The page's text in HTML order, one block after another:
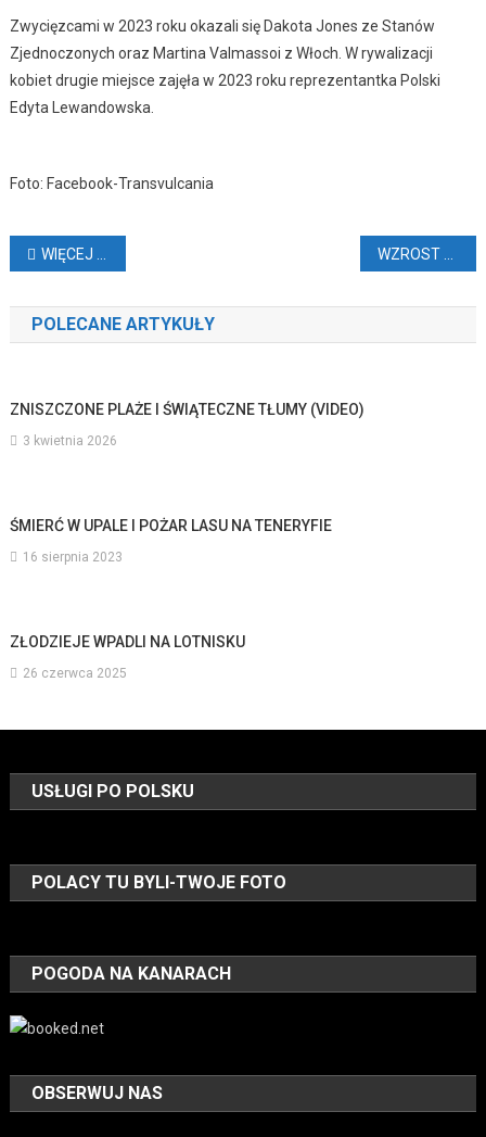
Zwycięzcami w 2023 roku okazali się Dakota Jones ze Stanów
Zjednoczonych oraz Martina Valmassoi z Włoch. W rywalizacji
kobiet drugie miejsce zajęła w 2023 roku reprezentantka Polski
Edyta Lewandowska.
Foto: Facebook-Transvulcania
Nawigacja
wpisu
WIĘCEJ DOMÓW WAKACYJNYCH
POLECANE ARTYKUŁY
ZNISZCZONE PLAŻE I ŚWIĄTECZNE TŁUMY (VIDEO)
3 kwietnia 2026
ŚMIERĆ W UPALE I POŻAR LASU NA TENERYFIE
16 sierpnia 2023
ZŁODZIEJE WPADLI NA LOTNISKU
26 czerwca 2025
USŁUGI PO POLSKU
POLACY TU BYLI-TWOJE FOTO
POGODA NA KANARACH
OBSERWUJ NAS